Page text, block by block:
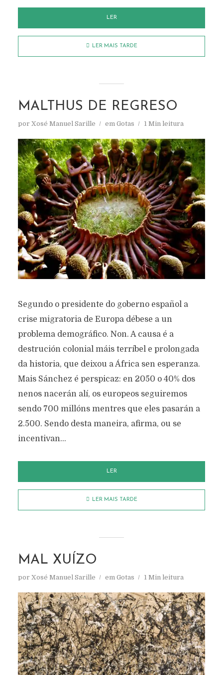
LER
LER MAIS TARDE
MALTHUS DE REGRESO
por Xosé Manuel Sarille em Gotas 1 Min leitura
Segundo o presidente do goberno español a
crise migratoria de Europa débese a un
problema demográfico. Non. A causa é a
destrución colonial máis terríbel e prolongada
da historia, que deixou a África sen esperanza.
Mais Sánchez é perspicaz: en 2050 o 40% dos
nenos nacerán alí, os europeos seguiremos
sendo 700 millóns mentres que eles pasarán a
2.500. Sendo desta maneira, afirma, ou se
incentivan...
LER
LER MAIS TARDE
MAL XUÍZO
por Xosé Manuel Sarille em Gotas 1 Min leitura